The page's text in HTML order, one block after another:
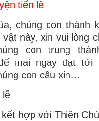
tiến lễ
chúng con thành
vật này, xin vui lòng
con trung
mai ngày đạt tới
con cầu xin…
lễ
hợp với Thiên